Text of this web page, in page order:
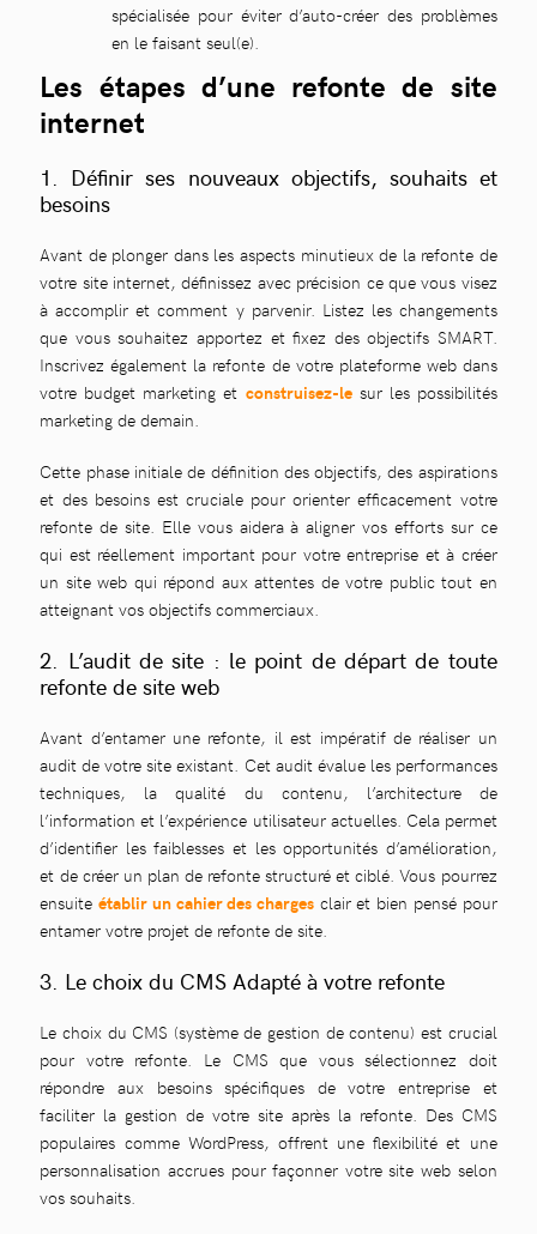
spécialisée pour éviter d’auto-créer des problèmes
en le faisant seul(e).
Les étapes d’une refonte de site
internet
1. Définir ses nouveaux objectifs, souhaits et
besoins
Avant de plonger dans les aspects minutieux de la refonte de
votre site internet, définissez avec précision ce que vous visez
à accomplir et comment y parvenir. Listez les changements
que vous souhaitez apportez et fixez des objectifs SMART.
Inscrivez également la refonte de votre plateforme web dans
votre budget marketing et construisez-lesur les possibilités
marketing de demain.
Cette phase initiale de définition des objectifs, des aspirations
et des besoins est cruciale pour orienter efficacement votre
refonte de site. Elle vous aidera à aligner vos efforts sur ce
qui est réellement important pour votre entreprise et à créer
un site web qui répond aux attentes de votre public tout en
atteignant vos objectifs commerciaux.
2. L’audit de site : le point de départ de toute
refonte de site web
Avant d’entamer une refonte, il est impératif de réaliser un
audit de votre site existant. Cet audit évalue les performances
techniques, la qualité du contenu, l’architecture de
l’information et l’expérience utilisateur actuelles. Cela permet
d’identifier les faiblesses et les opportunités d’amélioration,
et de créer un plan de refonte structuré et ciblé. Vous pourrez
ensuiteétablir un cahier des charges clair et bien pensé pour
entamer votre projet de refonte de site.
3. Le choix du CMS Adapté à votre refonte
Le choix du CMS (système de gestion de contenu) est crucial
pour votre refonte. Le CMS que vous sélectionnez doit
répondre aux besoins spécifiques de votre entreprise et
faciliter la gestion de votre site après la refonte. Des CMS
populaires comme WordPress, offrent une flexibilité et une
personnalisation accrues pour façonner votre site web selon
vos souhaits.